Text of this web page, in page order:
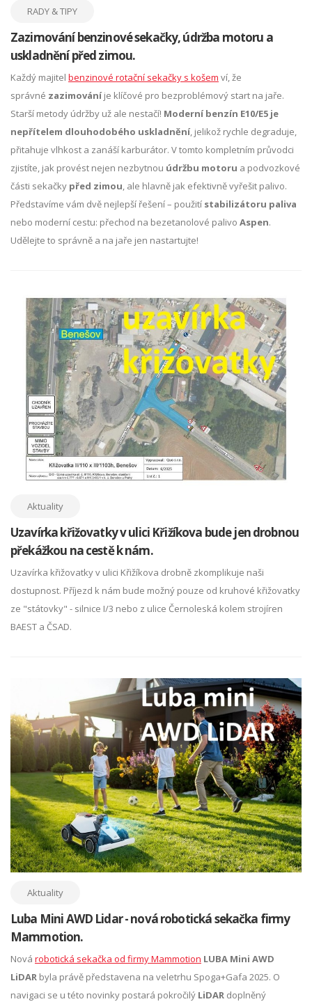
RADY & TIPY
Zazimování benzinové sekačky, údržba motoru a
uskladnění před zimou.
Každý majitel benzinové rotační sekačky s košem ví, že
správné zazimováníje klíčové pro bezproblémový start na jaře.
Starší metody údržby už ale nestačí! Moderní benzín E10/E5 je
nepřítelem dlouhodobého uskladnění, jelikož rychle degraduje,
přitahuje vlhkost a zanáší karburátor. V tomto kompletním průvodci
zjistíte, jak provést nejen nezbytnou údržbu motoru a podvozkové
části sekačky před zimou, ale hlavně jak efektivně vyřešit palivo.
Představíme vám dvě nejlepší řešení – použití stabilizátoru paliva
nebo moderní cestu: přechod na bezetanolové palivo Aspen.
Udělejte to správně a na jaře jen nastartujte!
Aktuality
Uzavírka křižovatky v ulici Křižíkova bude jen drobnou
překážkou na cestě k nám.
Uzavírka křižovatky v ulici Křižíkova drobně zkomplikuje naši
dostupnost. Příjezd k nám bude možný pouze od kruhové křižovatky
ze "státovky" - silnice I/3 nebo z ulice Černoleská kolem strojíren
BAEST a ČSAD.
Aktuality
Luba Mini AWD Lidar - nová robotická sekačka firmy
Mammotion.
Nová robotická sekačka od firmy Mammotion LUBA Mini AWD
LiDAR byla právě představena na veletrhu Spoga+Gafa 2025. O
navigaci se u této novinky postará pokročilý LiDAR doplněný